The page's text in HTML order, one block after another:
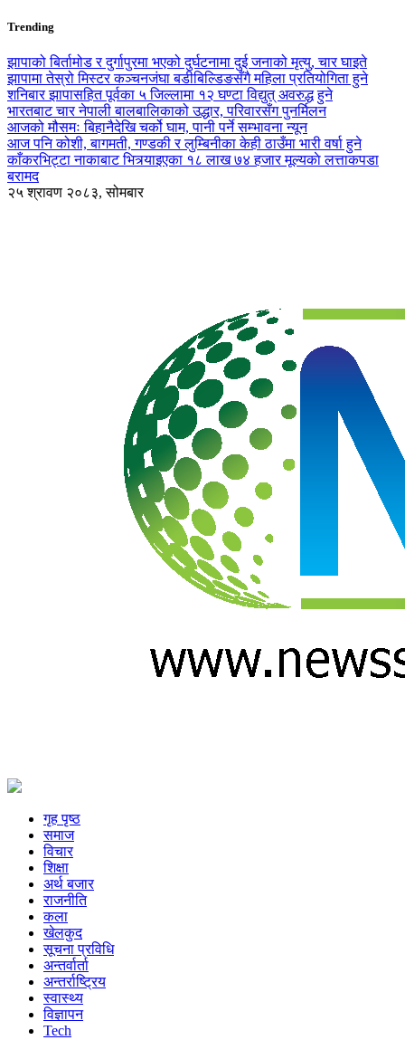
Trending
झापाको बिर्तामोड र दुर्गापुरमा भएको दुर्घटनामा दुई जनाको मृत्यु, चार घाइते
झापामा तेस्रो मिस्टर कञ्चनजंघा बडीबिल्डिङसँगै महिला प्रतियोगिता हुने
शनिबार झापासहित पूर्वका ५ जिल्लामा १२ घण्टा विद्युत् अवरुद्ध हुने
भारतबाट चार नेपाली बालबालिकाको उद्धार, परिवारसँग पुनर्मिलन
आजको मौसमः बिहानैदेखि चर्को घाम, पानी पर्ने सम्भावना न्यून
आज पनि कोशी, बागमती, गण्डकी र लुम्बिनीका केही ठाउँमा भारी वर्षा हुने
काँकरभिट्टा नाकाबाट भित्र्याइएका १८ लाख ७४ हजार मूल्यकाे लत्ताकपडा
बरामद
२५ श्रावण २०८३, सोमबार
गृह पृष्ठ
समाज
विचार
शिक्षा
अर्थ बजार
राजनीति
कला
खेलकुद
सूचना प्रविधि
अन्तर्वार्ता
अन्तर्राष्ट्रिय
स्वास्थ्य
विज्ञापन
Tech